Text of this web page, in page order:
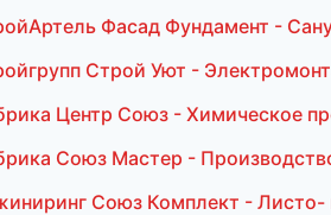
Фасад Фундамент -
Строй Уют -
Центр Союз - Химическое
Союз Мастер -
Союз Комплект - Листо-